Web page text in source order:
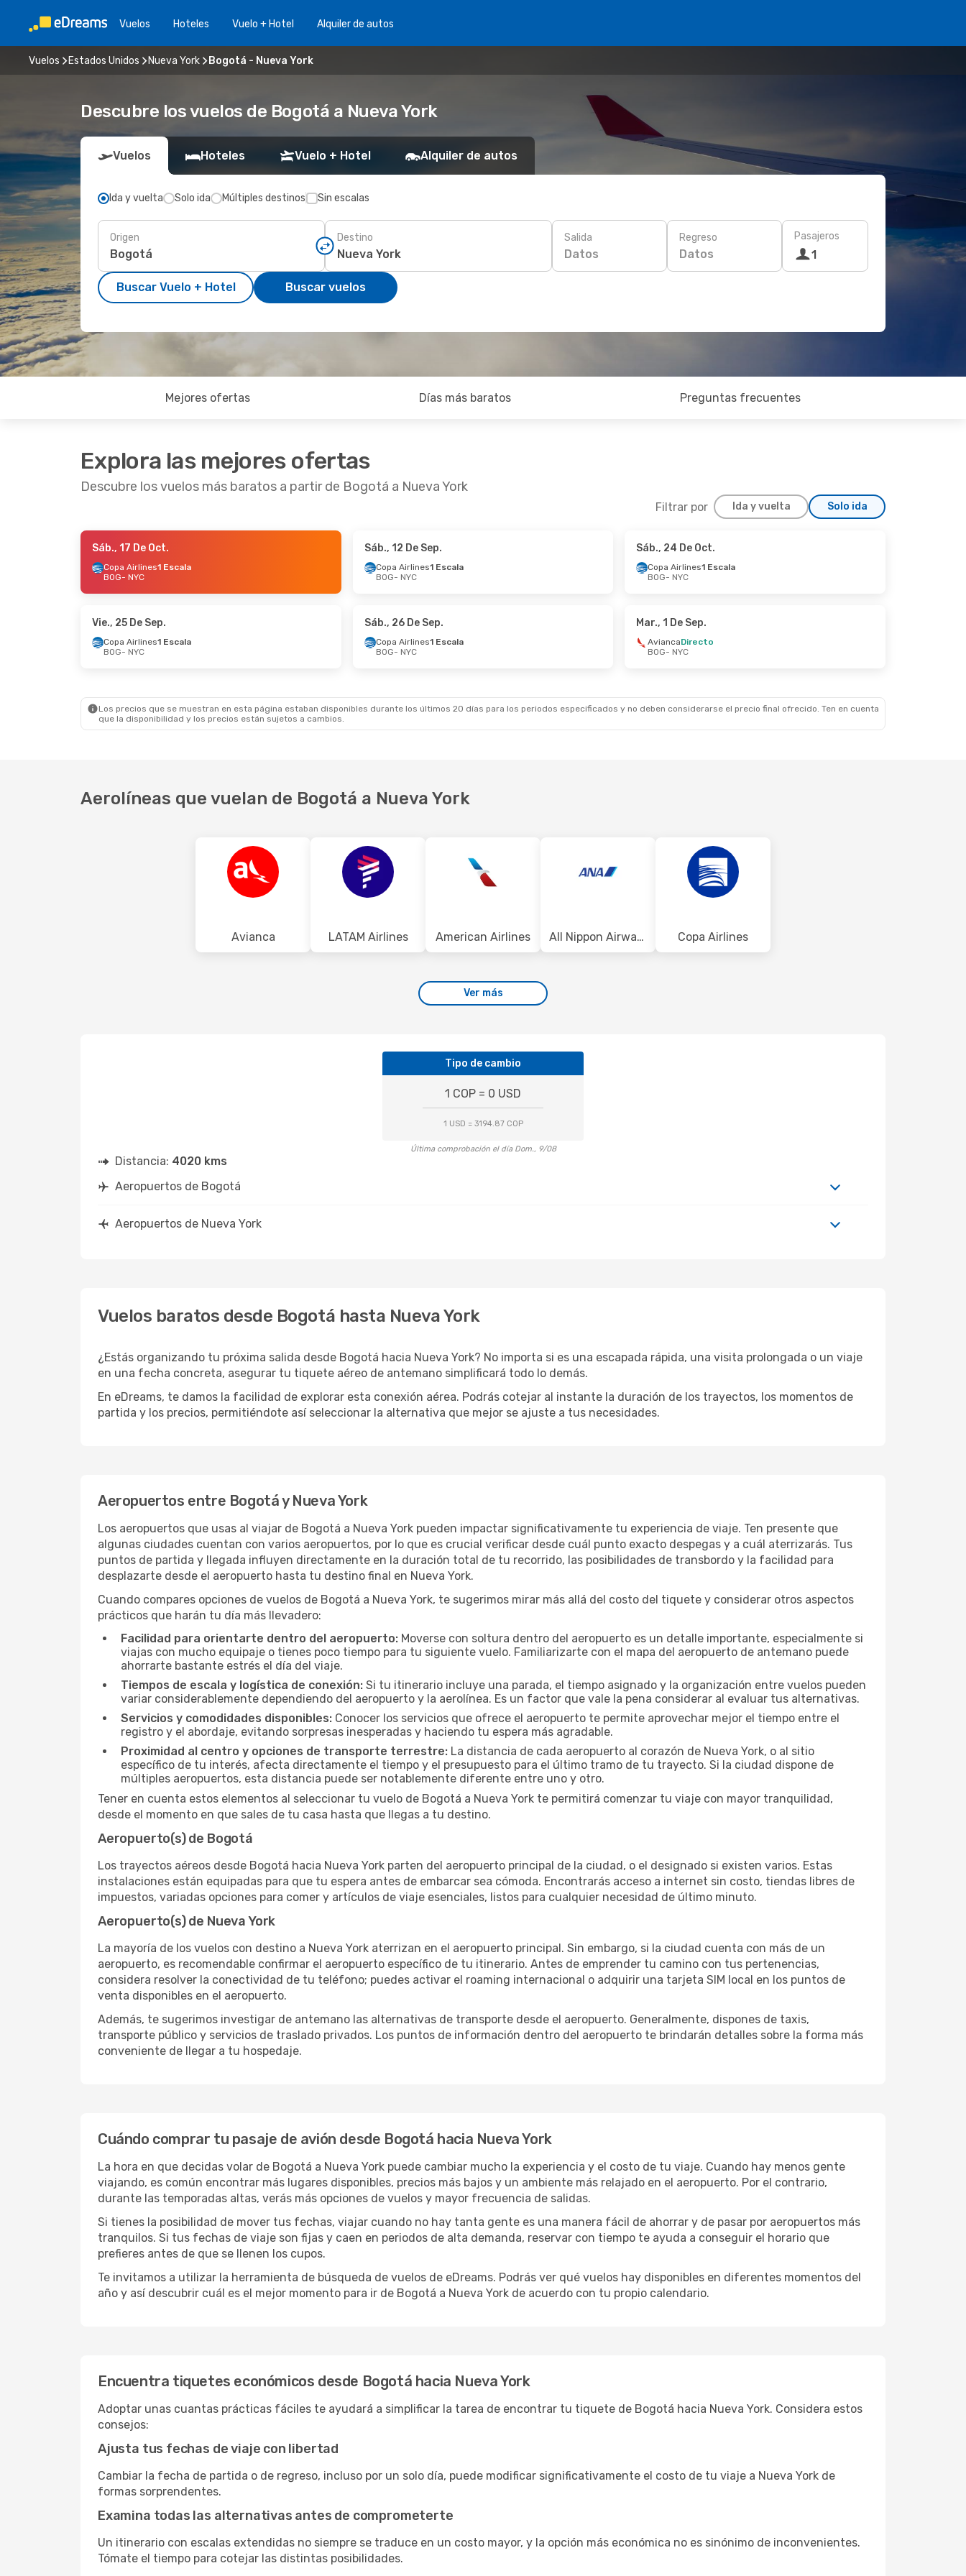
Vuelos Hoteles Vuelo + Hotel Alquiler de autos
Vuelos Estados Unidos Nueva York Bogotá - Nueva York
Descubre los vuelos de Bogotá a Nueva York
Vuelos Hoteles Vuelo + Hotel Alquiler de autos
Ida y vuelta Solo ida Múltiples destinos Sin escalas
Origen Destino Salida
Datos
Regreso
Datos
Pasajeros
1
Buscar Vuelo + Hotel Buscar vuelos
Mejores ofertas Días más baratos Preguntas frecuentes
Explora las mejores ofertas
Descubre los vuelos más baratos a partir de Bogotá a Nueva York
Filtrar por Ida y vuelta Solo ida
- Lun., 14 De Sep.
1 Escala
- Mar., 20 De Oct.
1 Escala
- Jue., 24 De Sep.
1 Escala
- Jue., 29 De Oct. - Lun., 5 De Oct.
NYC
- BOG
- Jue., 3 De Sep.
- BOG
Sáb., 17 De Oct.
Copa Airlines1 Escala
BOG- NYC
Sáb., 12 De Sep.
Copa Airlines1 Escala
BOG- NYC
Sáb., 24 De Oct.
Copa Airlines1 Escala
BOG- NYC
Vie., 25 De Sep.
Copa Airlines1 Escala
BOG- NYC
Sáb., 26 De Sep.
Copa Airlines1 Escala
BOG- NYC
Mar., 1 De Sep.
AviancaDirecto
BOG- NYC
Los precios que se muestran en esta página estaban disponibles durante los últimos 20 días para los periodos especificados y no deben considerarse el precio final ofrecido. Ten en cuenta
que la disponibilidad y los precios están sujetos a cambios.
Aerolíneas que vuelan de Bogotá a Nueva York
Avianca LATAM Airlines American Airlines All Nippon Airways Copa Airlines
Ver más
Tipo de cambio
1 COP = 0 USD
1 USD = 3194.87 COP
Última comprobación el día Dom., 9/08
Distancia: 4020 kms
Aeropuertos de Bogotá
Aeropuertos de Nueva York
Vuelos baratos desde Bogotá hasta Nueva York
¿Estás organizando tu próxima salida desde Bogotá hacia Nueva York? No importa si es una escapada rápida, una visita prolongada o un viaje
en una fecha concreta, asegurar tu tiquete aéreo de antemano simplificará todo lo demás.
En eDreams, te damos la facilidad de explorar esta conexión aérea. Podrás cotejar al instante la duración de los trayectos, los momentos de
partida y los precios, permitiéndote así seleccionar la alternativa que mejor se ajuste a tus necesidades.
Aeropuertos entre Bogotá y Nueva York
Los aeropuertos que usas al viajar de Bogotá a Nueva York pueden impactar significativamente tu experiencia de viaje. Ten presente que
algunas ciudades cuentan con varios aeropuertos, por lo que es crucial verificar desde cuál punto exacto despegas y a cuál aterrizarás. Tus
puntos de partida y llegada influyen directamente en la duración total de tu recorrido, las posibilidades de transbordo y la facilidad para
desplazarte desde el aeropuerto hasta tu destino final en Nueva York.
Cuando compares opciones de vuelos de Bogotá a Nueva York, te sugerimos mirar más allá del costo del tiquete y considerar otros aspectos
prácticos que harán tu día más llevadero:
Facilidad para orientarte dentro del aeropuerto: Moverse con soltura dentro del aeropuerto es un detalle importante, especialmente si
viajas con mucho equipaje o tienes poco tiempo para tu siguiente vuelo. Familiarizarte con el mapa del aeropuerto de antemano puede
ahorrarte bastante estrés el día del viaje.
Tiempos de escala y logística de conexión: Si tu itinerario incluye una parada, el tiempo asignado y la organización entre vuelos pueden
variar considerablemente dependiendo del aeropuerto y la aerolínea. Es un factor que vale la pena considerar al evaluar tus alternativas.
Servicios y comodidades disponibles: Conocer los servicios que ofrece el aeropuerto te permite aprovechar mejor el tiempo entre el
registro y el abordaje, evitando sorpresas inesperadas y haciendo tu espera más agradable.
Proximidad al centro y opciones de transporte terrestre: La distancia de cada aeropuerto al corazón de Nueva York, o al sitio
específico de tu interés, afecta directamente el tiempo y el presupuesto para el último tramo de tu trayecto. Si la ciudad dispone de
múltiples aeropuertos, esta distancia puede ser notablemente diferente entre uno y otro.
Tener en cuenta estos elementos al seleccionar tu vuelo de Bogotá a Nueva York te permitirá comenzar tu viaje con mayor tranquilidad,
desde el momento en que sales de tu casa hasta que llegas a tu destino.
Aeropuerto(s) de Bogotá
Los trayectos aéreos desde Bogotá hacia Nueva York parten del aeropuerto principal de la ciudad, o el designado si existen varios. Estas
instalaciones están equipadas para que tu espera antes de embarcar sea cómoda. Encontrarás acceso a internet sin costo, tiendas libres de
impuestos, variadas opciones para comer y artículos de viaje esenciales, listos para cualquier necesidad de último minuto.
Aeropuerto(s) de Nueva York
La mayoría de los vuelos con destino a Nueva York aterrizan en el aeropuerto principal. Sin embargo, si la ciudad cuenta con más de un
aeropuerto, es recomendable confirmar el aeropuerto específico de tu itinerario. Antes de emprender tu camino con tus pertenencias,
considera resolver la conectividad de tu teléfono; puedes activar el roaming internacional o adquirir una tarjeta SIM local en los puntos de
venta disponibles en el aeropuerto.
Además, te sugerimos investigar de antemano las alternativas de transporte desde el aeropuerto. Generalmente, dispones de taxis,
transporte público y servicios de traslado privados. Los puntos de información dentro del aeropuerto te brindarán detalles sobre la forma más
conveniente de llegar a tu hospedaje.
Cuándo comprar tu pasaje de avión desde Bogotá hacia Nueva York
La hora en que decidas volar de Bogotá a Nueva York puede cambiar mucho la experiencia y el costo de tu viaje. Cuando hay menos gente
viajando, es común encontrar más lugares disponibles, precios más bajos y un ambiente más relajado en el aeropuerto. Por el contrario,
durante las temporadas altas, verás más opciones de vuelos y mayor frecuencia de salidas.
Si tienes la posibilidad de mover tus fechas, viajar cuando no hay tanta gente es una manera fácil de ahorrar y de pasar por aeropuertos más
tranquilos. Si tus fechas de viaje son fijas y caen en periodos de alta demanda, reservar con tiempo te ayuda a conseguir el horario que
prefieres antes de que se llenen los cupos.
Te invitamos a utilizar la herramienta de búsqueda de vuelos de eDreams. Podrás ver qué vuelos hay disponibles en diferentes momentos del
año y así descubrir cuál es el mejor momento para ir de Bogotá a Nueva York de acuerdo con tu propio calendario.
Encuentra tiquetes económicos desde Bogotá hacia Nueva York
Adoptar unas cuantas prácticas fáciles te ayudará a simplificar la tarea de encontrar tu tiquete de Bogotá hacia Nueva York. Considera estos
consejos:
Ajusta tus fechas de viaje con libertad
Cambiar la fecha de partida o de regreso, incluso por un solo día, puede modificar significativamente el costo de tu viaje a Nueva York de
formas sorprendentes.
Examina todas las alternativas antes de comprometerte
Un itinerario con escalas extendidas no siempre se traduce en un costo mayor, y la opción más económica no es sinónimo de inconvenientes.
Tómate el tiempo para cotejar las distintas posibilidades.